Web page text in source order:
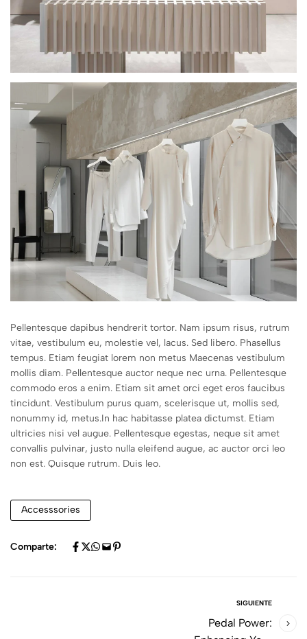
Pellentesque dapibus hendrerit tortor. Nam ipsum risus, rutrum
vitae, vestibulum eu, molestie vel, lacus. Sed libero. Phasellus
tempus. Etiam feugiat lorem non metus Maecenas vestibulum
mollis diam. Pellentesque auctor neque nec urna. Pellentesque
commodo eros a enim. Etiam sit amet orci eget eros faucibus
tincidunt. Vestibulum purus quam, scelerisque ut, mollis sed,
nonummy id, metus.In hac habitasse platea dictumst. Etiam
ultricies nisi vel augue. Pellentesque egestas, neque sit amet
convallis pulvinar, justo nulla eleifend augue, ac auctor orci leo
non est. Quisque rutrum. Duis leo.
Accesssories
Comparte:
SIGUIENTE
Pedal Power: